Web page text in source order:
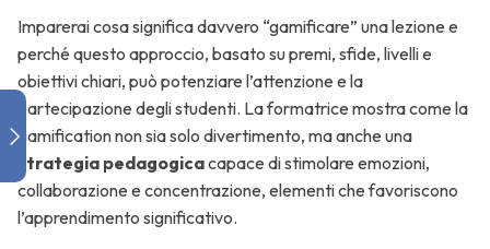
linguistici
Giochi
analitici
Imparerai cosa significa davvero “gamificare” una lezione e
perché questo approccio, basato su premi, sfide, livelli e
obiettivi chiari, può potenziare l’attenzione e la
partecipazione degli studenti. La formatrice mostra come la
gamification non sia solo divertimento, ma anche una
strategia pedagogicacapace di stimolare emozioni,
collaborazione e concentrazione, elementi che favoriscono
l’apprendimento significativo.